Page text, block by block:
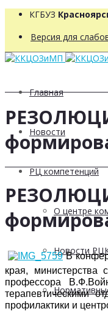
КГБУЗ
Версия для
Главная
Новости
РЦ компетенций
О центре
Новости
В
края, министерства
профессора
терапевтическими
профилактики и